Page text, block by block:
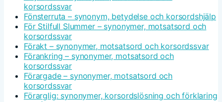
korsordssvar
Fönsterruta – synonym, betydelse och korsordshjälp
För Stilfull Slummer – synonymer, motsatsord och
korsordssvar
Förakt – synonymer, motsatsord och korsordssvar
Förankring – synonymer, motsatsord och
korsordssvar
Förargade – synonymer, motsatsord och
korsordssvar
Förarglig: synonymer, korsordslösning och förklaring